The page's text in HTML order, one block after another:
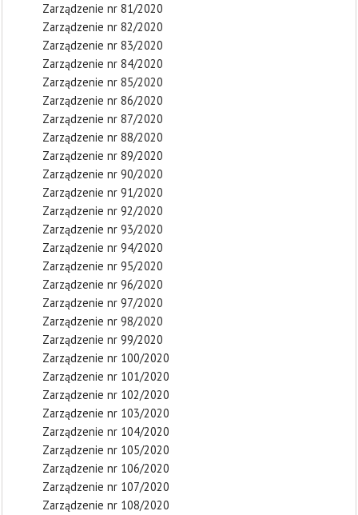
Zarządzenie nr 81/2020
Zarządzenie nr 82/2020
Zarządzenie nr 83/2020
Zarządzenie nr 84/2020
Zarządzenie nr 85/2020
Zarządzenie nr 86/2020
Zarządzenie nr 87/2020
Zarządzenie nr 88/2020
Zarządzenie nr 89/2020
Zarządzenie nr 90/2020
Zarządzenie nr 91/2020
Zarządzenie nr 92/2020
Zarządzenie nr 93/2020
Zarządzenie nr 94/2020
Zarządzenie nr 95/2020
Zarządzenie nr 96/2020
Zarządzenie nr 97/2020
Zarządzenie nr 98/2020
Zarządzenie nr 99/2020
Zarządzenie nr 100/2020
Zarządzenie nr 101/2020
Zarządzenie nr 102/2020
Zarządzenie nr 103/2020
Zarządzenie nr 104/2020
Zarządzenie nr 105/2020
Zarządzenie nr 106/2020
Zarządzenie nr 107/2020
Zarządzenie nr 108/2020